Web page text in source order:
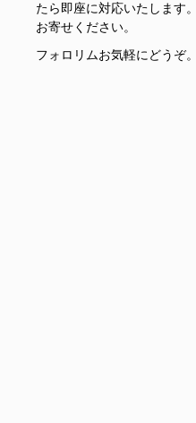
たら即座に対応いたします
お寄せください。
フォロリムお気軽にどうぞ。